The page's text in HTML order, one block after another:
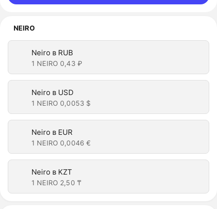
NEIRO
Neiro в RUB
1 NEIRO 0,43 ₽
Neiro в USD
1 NEIRO 0,0053 $
Neiro в EUR
1 NEIRO 0,0046 €
Neiro в KZT
1 NEIRO 2,50 ₸